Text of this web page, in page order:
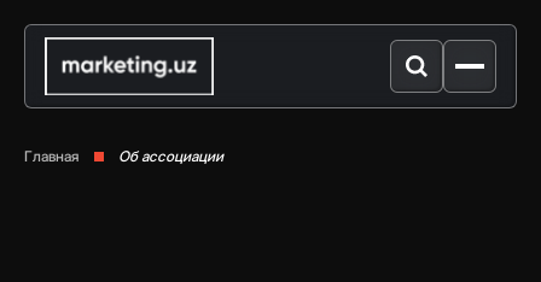
Главная Об ассоциации